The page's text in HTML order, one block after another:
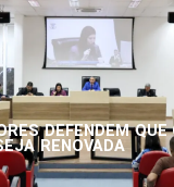
DEFENDEM
RENOVADA